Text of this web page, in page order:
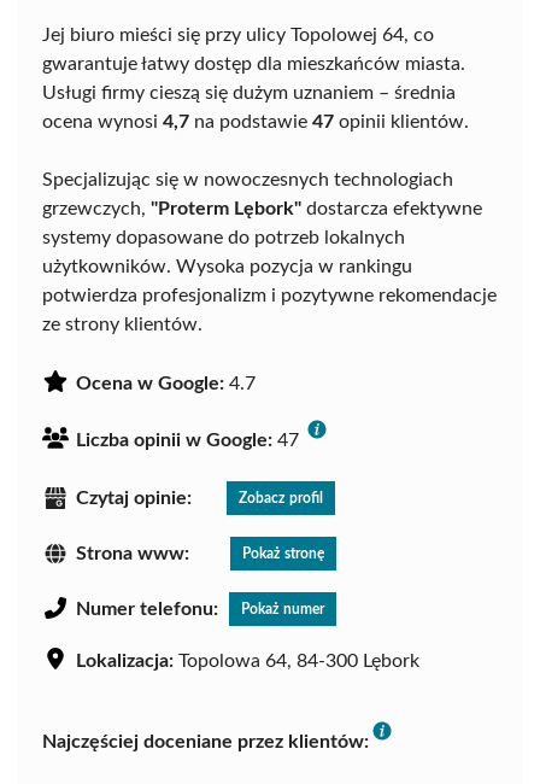
Jej biuro mieści się przy ulicy Topolowej 64, co
gwarantuje łatwy dostęp dla mieszkańców miasta.
Usługi firmy cieszą się dużym uznaniem – średnia
ocena wynosi 4,7 na podstawie 47 opinii klientów.
Specjalizując się w nowoczesnych technologiach
grzewczych, "Proterm Lębork" dostarcza efektywne
systemy dopasowane do potrzeb lokalnych
użytkowników. Wysoka pozycja w rankingu
potwierdza profesjonalizm i pozytywne rekomendacje
ze strony klientów.
Ocena w Google: 4.7
Liczba opinii w Google: 47
Czytaj opinie: Zobacz profil
Strona www: Pokaż stronę
Numer telefonu: Pokaż numer
Lokalizacja: Topolowa 64, 84-300 Lębork
Najczęściej doceniane przez klientów: